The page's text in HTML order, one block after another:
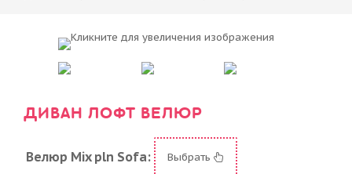
ДИВАН ЛОФТ ВЕЛЮР
Велюр Mix pln Sofa: Выбрать